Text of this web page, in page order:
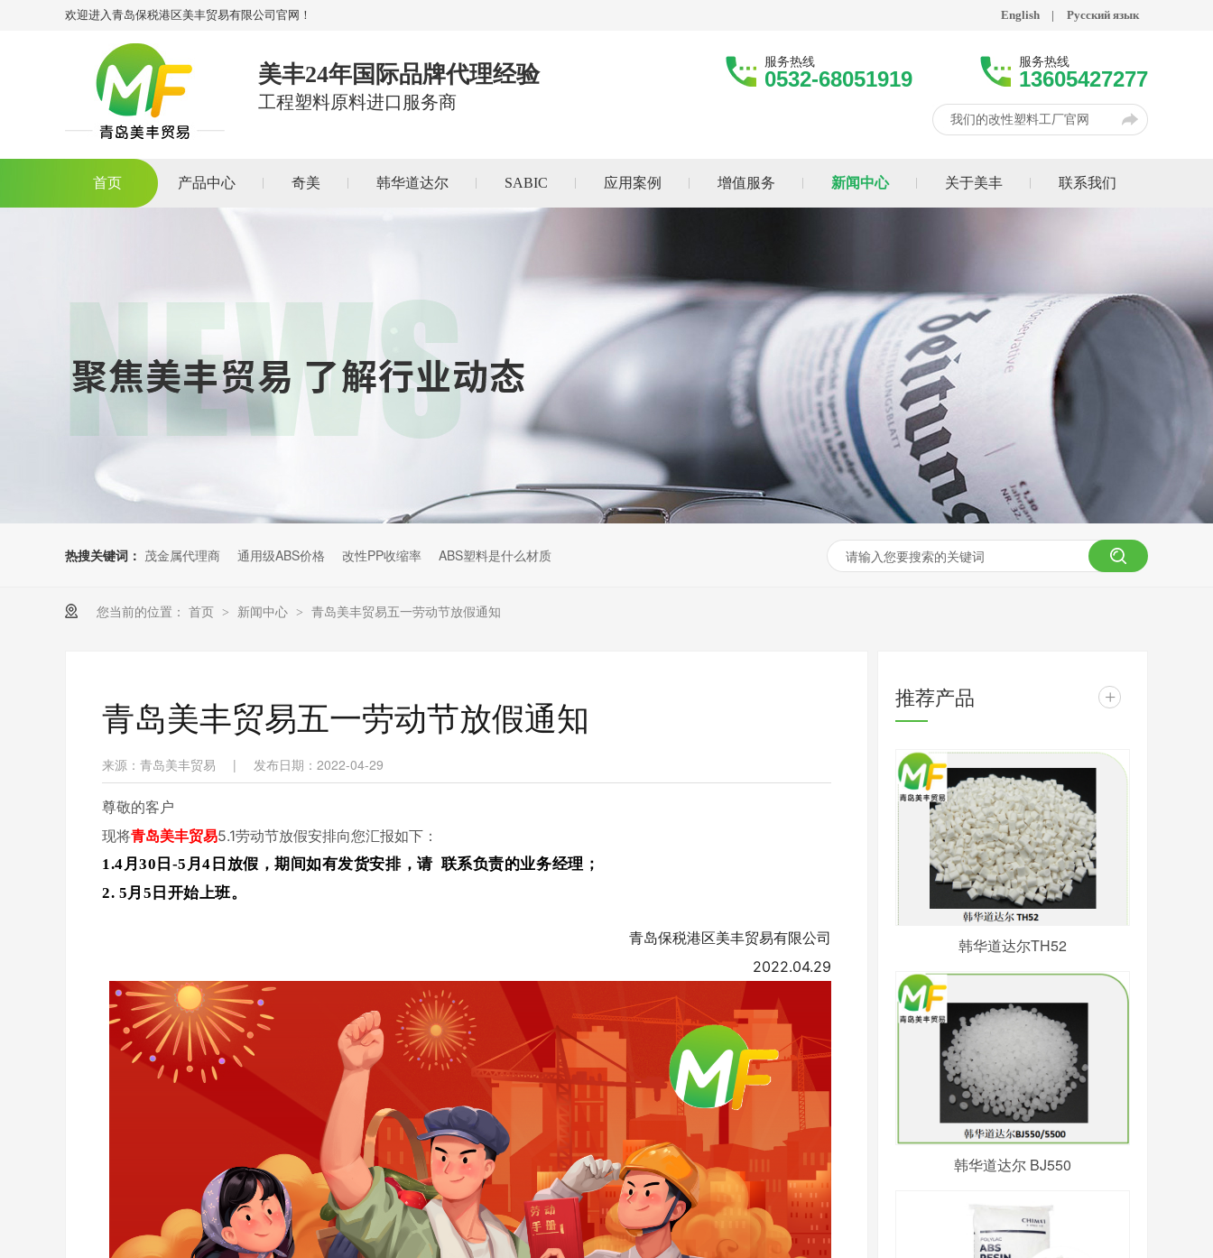
欢迎进入青岛保税港区美丰贸易有限公司官网！ English | Русский язык
美丰24年国际品牌代理经验
工程塑料原料进口服务商
服务热线
0532-68051919
服务热线
13605427277
我们的改性塑料工厂官网
首页 产品中心 奇美 韩华道达尔 SABIC 应用案例 增值服务 新闻中心 关于美丰 联系我们
热搜关键词： 茂金属代理商 通用级ABS价格 改性PP收缩率 ABS塑料是什么材质
您当前的位置： 首页 > 新闻中心 > 青岛美丰贸易五一劳动节放假通知
青岛美丰贸易五一劳动节放假通知
来源：青岛美丰贸易 | 发布日期：2022-04-29
尊敬的客户
现将青岛美丰贸易5.1劳动节放假安排向您汇报如下：
1.4月30日-5月4日放假，期间如有发货安排，请 联系负责的业务经理；
2. 5月5日开始上班。
青岛保税港区美丰贸易有限公司
2022.04.29
推荐产品 +
韩华道达尔TH52
韩华道达尔 BJ550